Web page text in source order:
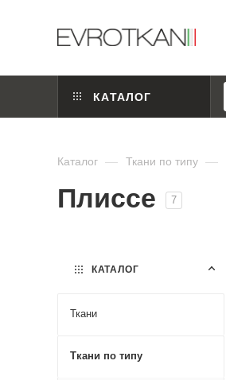
КАТАЛОГ
Каталог — Ткани по типу —
Плиссе 7
КАТАЛОГ
Ткани
Ткани по типу